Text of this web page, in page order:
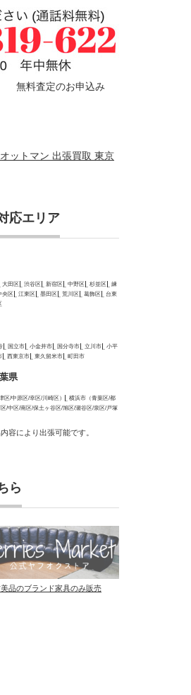
無料査定のお申込み
ットマン 出張買取 東京
応エリア
大田区 渋谷区 新宿区 中野区 杉並区
練
央区 江東区 墨田区 荒川区 葛飾区
台東
国立市 小金井市 国分寺市 立川市
小平
西東京市 東久留米市 町田市
県
区/中原区/幸区/川崎区）
横浜市（青葉区/都
/中区/南区/保土ヶ谷区/旭区/瀬谷区/泉区/戸塚
容により出張可能です。
ら
品のブランド家具のみ販売